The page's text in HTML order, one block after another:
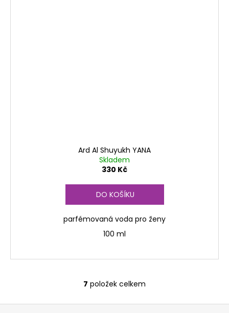
Ard Al Shuyukh YANA
Skladem
330 Kč
DO KOŠÍKU
parfémovaná voda pro ženy
100 ml
O
v
7 položek celkem